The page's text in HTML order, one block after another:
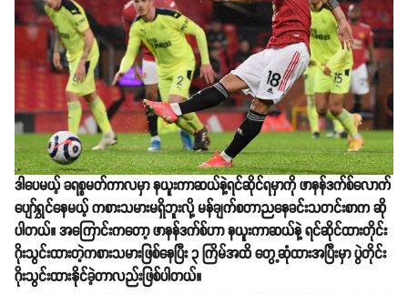
ဒါပေမယ့် ခရစ္စမတ်ကာလမှာ နယူးကာဆယ်နဲ့ရင်ဆိုင်ရမှာကို ဖာနန်ဒက်စ်လောက်
ပျော်ရွှင်နေမယ့် ကစားသမားမရှိဘူးလို့ မန်ချက်စတာညနေခင်းသတင်းစာက ဆို
ပါတယ်။ အကြောင်းကတော့ ဖာနန်ဒက်စ်ဟာ နယူးကာဆယ်နဲ့ ရင်ဆိုင်ထားတိုင်း
ဂိုးသွင်းထားတဲ့ကစားသမားဖြစ်နေပြီး ၃ ကြိမ်အထိ တွေ့ဆုံထားအပြီးမှာ ပွဲတိုင်း
ဂိုးသွင်းထားနိုင်ခဲ့တာလည်းဖြစ်ပါတယ်။